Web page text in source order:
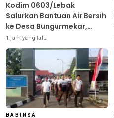
Kodim 0603/Lebak
Salurkan Bantuan Air Bersih
ke Desa Bungurmekar,
Ringankan Beban Warga
Terdampak Kemarau
1 jam yang lalu
BABINSA